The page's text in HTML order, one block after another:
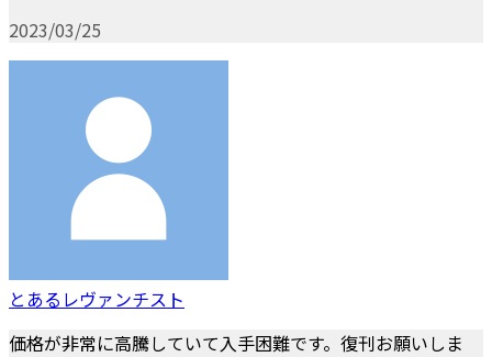
2023/03/25
とあるレヴァンチスト
価格が非常に高騰していて入手困難です。復刊お願いしま